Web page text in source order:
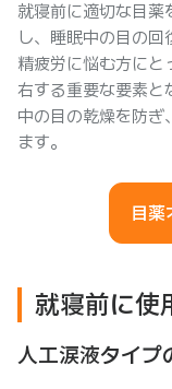
就寝前に適切な目薬
し、睡眠中の目の
精疲労に悩む方にと
右する重要な要素と
中の目の乾燥を防ぎ
ます。
目薬
就寝前に使
人工涙液タイプ